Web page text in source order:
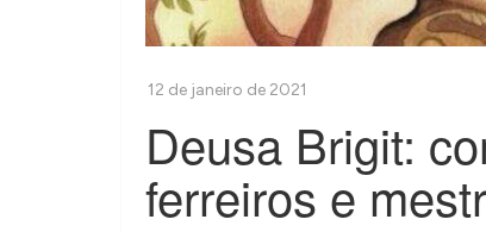
Deusa Brigit:
ferreiros e